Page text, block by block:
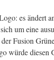
es ändert
um eine
Fusi­on
wür­de